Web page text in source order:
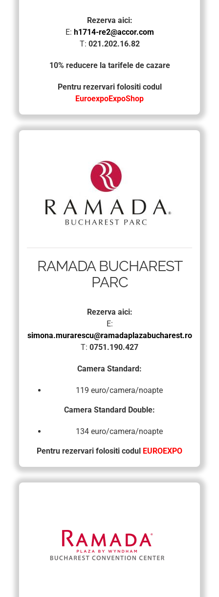
Rezerva aici:
E: h1714-re2@accor.com
T: 021.202.16.82
10% reducere la tarifele de cazare
Pentru rezervari folositi codul
EuroexpoExpoShop
RAMADA BUCHAREST
PARC
Rezerva aici:
E:
simona.murarescu@ramadaplazabucharest.ro
T: 0751.190.427
Camera Standard:
119 euro/camera/noapte
Camera Standard Double:
134 euro/camera/noapte
Pentru rezervari folositi codul EUROEXPO